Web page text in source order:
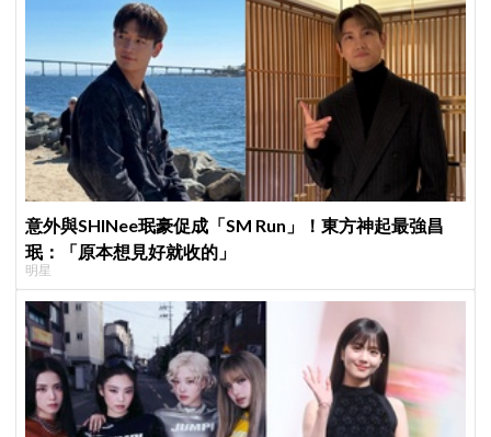
意外與SHINee珉豪促成「SM Run」！東方神起最強昌
珉：「原本想見好就收的」
明星